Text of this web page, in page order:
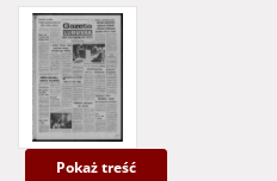
Pokaż treść